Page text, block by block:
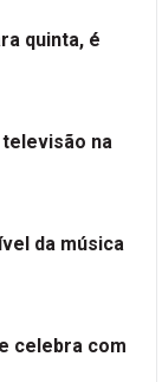
quinta, é
na
da música
celebra com